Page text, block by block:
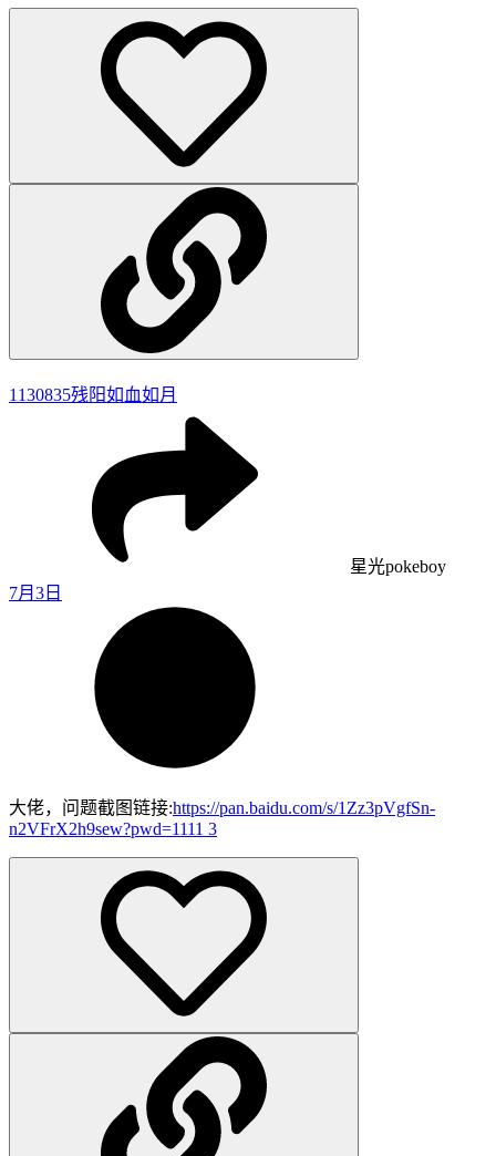
1130835残阳如血如月
星光pokeboy
7月3日
大佬，问题截图链接:https://pan.baidu.com/s/1Zz3pVgfSn-
n2VFrX2h9sew?pwd=1111 3